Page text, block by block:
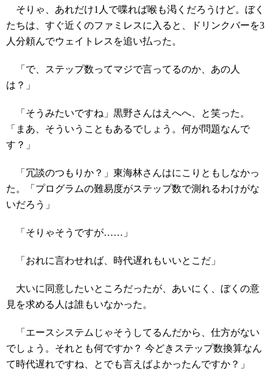
そりゃ、あれだけ1人で喋れば喉も渇くだろうけど。ぼく
たちは、すぐ近くのファミレスに入ると、ドリンクバーを3
人分頼んでウェイトレスを追い払った。
「で、ステップ数ってマジで言ってるのか、あの人
は？」
「そうみたいですね」黒野さんはえへへ、と笑った。
「まあ、そういうこともあるでしょう。何が問題なんで
す？」
「冗談のつもりか？」東海林さんはにこりともしなかっ
た。「プログラムの難易度がステップ数で測れるわけがな
いだろう」
「そりゃそうですが……」
「おれに言わせれば、時代遅れもいいとこだ」
大いに同意したいところだったが、あいにく、ぼくの意
見を求める人は誰もいなかった。
「エースシステムじゃそうしてるんだから、仕方がない
でしょう。それとも何ですか？ 今どきステップ数換算なん
て時代遅れですね、とでも言えばよかったんですか？」